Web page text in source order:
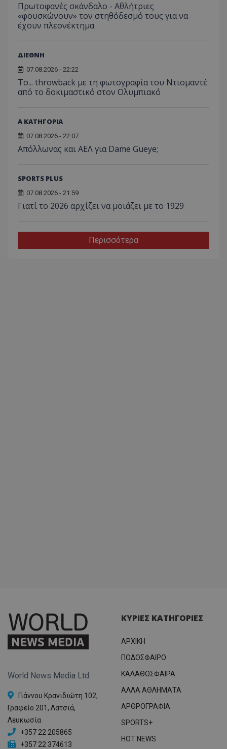
Πρωτοφανές σκάνδαλο - Aθλήτριες
«φουσκώνουν» τον στηθόδεσμό τους για να
έχουν πλεονέκτημα
ΔΙΕΘΝΗ
07.08.2026 - 22:22
Το... throwback με τη φωτογραφία του Ντιομαντέ
από το δοκιμαστικό στον Ολυμπιακό
Α ΚΑΤΗΓΟΡΙΑ
07.08.2026 - 22:07
Απόλλωνας και ΑΕΛ για Dame Gueye;
SPORTS PLUS
07.08.2026 - 21:59
Γιατί το 2026 αρχίζει να μοιάζει με το 1929
Περισσότερα
World News Media Ltd
Γιάννου Κρανιδιώτη 102,
Γραφείο 201, Λατσιά,
Λευκωσία
+357 22 205865
+357 22 374613
ΚΥΡΙΕΣ ΚΑΤΗΓΟΡΙΕΣ
ΑΡΧΙΚΗ
ΠΟΔΟΣΦΑΙΡΟ
ΚΑΛΑΘΟΣΦΑΙΡΑ
ΑΛΛΑ ΑΘΛΗΜΑΤΑ
ΑΡΘΡΟΓΡΑΦΙΑ
SPORTS+
HOT NEWS